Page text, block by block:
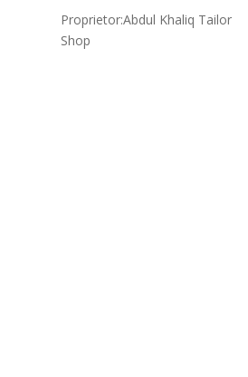
Proprietor:Abdul Khaliq Tailor
Shop